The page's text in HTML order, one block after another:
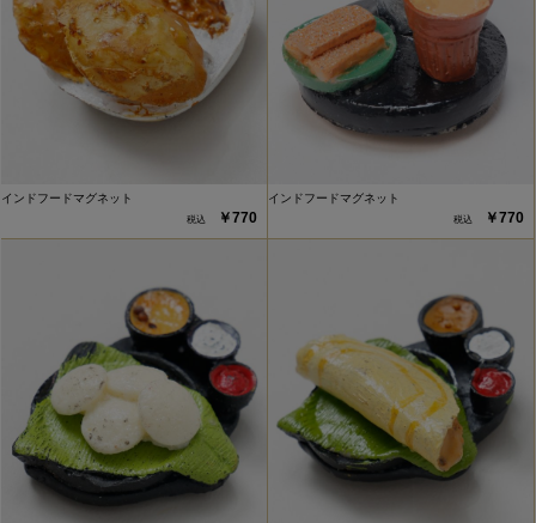
インドフードマグネット
￥770
インドフードマグネット
￥770